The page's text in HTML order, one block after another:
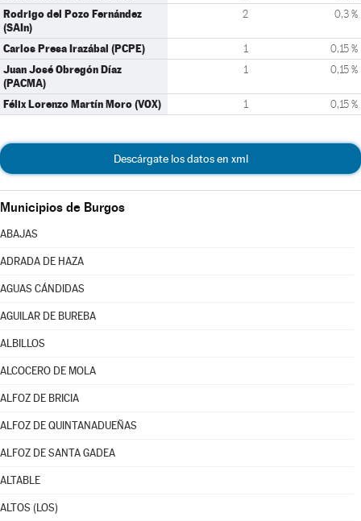
Rodrigo del Pozo Fernández
(SAIn)
2 0,3 %
Carlos Presa Irazábal (PCPE) 1 0,15 %
Juan José Obregón Díaz
(PACMA)
1 0,15 %
Félix Lorenzo Martín Moro (VOX) 1 0,15 %
Descárgate los datos en xml
Municipios de Burgos
ABAJAS
ADRADA DE HAZA
AGUAS CÁNDIDAS
AGUILAR DE BUREBA
ALBILLOS
ALCOCERO DE MOLA
ALFOZ DE BRICIA
ALFOZ DE QUINTANADUEÑAS
ALFOZ DE SANTA GADEA
ALTABLE
ALTOS (LOS)